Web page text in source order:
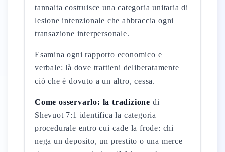
tannaita costruisce una categoria unitaria di
lesione intenzionale che abbraccia ogni
transazione interpersonale.
Esamina ogni rapporto economico e
verbale: là dove trattieni deliberatamente
ciò che è dovuto a un altro, cessa.
Come osservarlo: la tradizione di
Shevuot 7:1 identifica la categoria
procedurale entro cui cade la frode: chi
nega un deposito, un prestito o una merce